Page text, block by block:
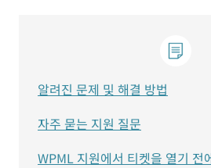
알려진 문제 및 해결 방법
자주 묻는 지원 질문
WPML 지원에서 티켓을 열기 전